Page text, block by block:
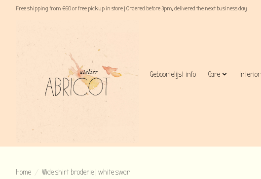
Free shipping from €60 or free pick up in store | Ordered before 3pm, delivered the next business day
Geboortelijst info Care Interior
Home / Wide shirt broderie | white swan